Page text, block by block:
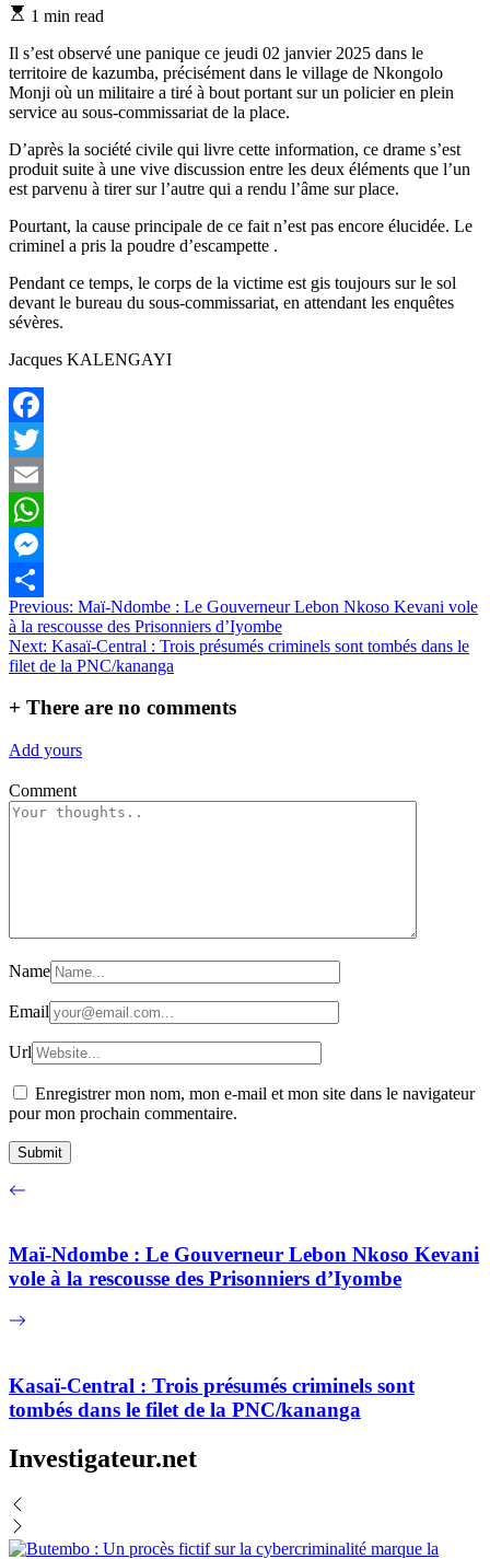
Estimated
time
1 min read
Il s’est observé une panique ce jeudi 02 janvier 2025 dans le
territoire de kazumba, précisément dans le village de Nkongolo
Monji où un militaire a tiré à bout portant sur un policier en plein
service au sous-commissariat de la place.
D’après la société civile qui livre cette information, ce drame s’est
produit suite à une vive discussion entre les deux éléments que l’un
est parvenu à tirer sur l’autre qui a rendu l’âme sur place.
Pourtant, la cause principale de ce fait n’est pas encore élucidée. Le
criminel a pris la poudre d’escampette .
Pendant ce temps, le corps de la victime est gis toujours sur le sol
devant le bureau du sous-commissariat, en attendant les enquêtes
sévères.
Jacques KALENGAYI
Facebook
Twitter
Email
WhatsApp
Messenger
Partager
Navigation
de
l’article
Previous: Maï-Ndombe : Le Gouverneur Lebon Nkoso Kevani vole
à la rescousse des Prisonniers d’Iyombe
Next: Kasaï-Central : Trois présumés criminels sont tombés dans le
filet de la PNC/kananga
+ There are no comments
Add yours
Comment
Name
Email
Url
Enregistrer mon nom, mon e-mail et mon site dans le navigateur
pour mon prochain commentaire.
Maï-Ndombe : Le Gouverneur Lebon Nkoso Kevani
vole à la rescousse des Prisonniers d’Iyombe
Kasaï-Central : Trois présumés criminels sont
tombés dans le filet de la PNC/kananga
Investigateur.net